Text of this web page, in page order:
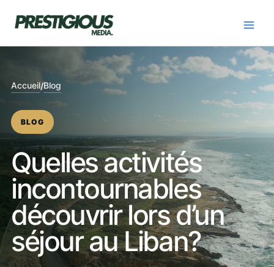
Accueil/Blog
BLOG
Quelles activités
incontournables
découvrir lors d’un
séjour au Liban?